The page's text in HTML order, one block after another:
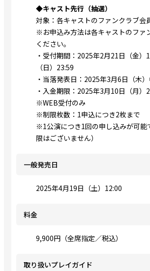
◆キャスト先行（抽選）
対象：各キャストのファンクラブ会
※お申込み方法は各キャストのファ
ください。
・受付期間：2025年2月21日（金）
（日）23:59
・当落発表日：2025年3月6日（木
・入金期限：2025年3月10日（月）
※WEB受付のみ
※制限枚数：1申込につき2枚まで
※1公演につき1回の申し込みが可能
限はございません）
一般発売日
2025年4月19日（土）12:00
料金
9,900円（全席指定／税込）
取り扱いプレイガイド